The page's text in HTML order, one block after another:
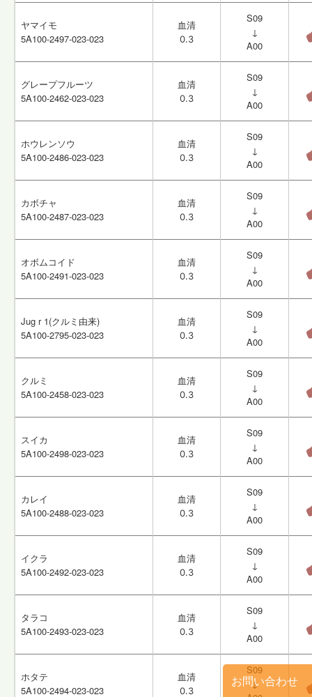
ヤマイモ
5A100-2497-023-023
血清
0.3
S09
↓
A00
グレープフルーツ
5A100-2462-023-023
血清
0.3
S09
↓
A00
ホウレンソウ
5A100-2486-023-023
血清
0.3
S09
↓
A00
カボチャ
5A100-2487-023-023
血清
0.3
S09
↓
A00
オボムコイド
5A100-2491-023-023
血清
0.3
S09
↓
A00
Jug r 1(クルミ由来)
5A100-2795-023-023
血清
0.3
S09
↓
A00
クルミ
5A100-2458-023-023
血清
0.3
S09
↓
A00
スイカ
5A100-2498-023-023
血清
0.3
S09
↓
A00
カレイ
5A100-2488-023-023
血清
0.3
S09
↓
A00
イクラ
5A100-2492-023-023
血清
0.3
S09
↓
A00
タラコ
5A100-2493-023-023
血清
0.3
S09
↓
A00
ホタテ
5A100-2494-023-023
血清
0.3
S09
↓
ヤマイモ
5A100-2497-023-023
血清
0.3
S09
↓
A00
グレープフルーツ
5A100-2462-023-023
血清
0.3
S09
↓
A00
ホウレンソウ
5A100-2486-023-023
血清
0.3
S09
↓
A00
カボチャ
5A100-2487-023-023
血清
0.3
S09
↓
A00
オボムコイド
5A100-2491-023-023
血清
0.3
S09
↓
A00
Jug r 1(クルミ由来)
5A100-2795-023-023
血清
0.3
S09
↓
A00
クルミ
5A100-2458-023-023
血清
0.3
S09
↓
A00
スイカ
5A100-2498-023-023
血清
0.3
S09
↓
A00
カレイ
5A100-2488-023-023
血清
0.3
S09
↓
A00
イクラ
5A100-2492-023-023
血清
0.3
S09
↓
A00
タラコ
5A100-2493-023-023
血清
0.3
S09
↓
A00
ホタテ
5A100-2494-023-023
血清
0.3
S09
↓
お問い合わせ